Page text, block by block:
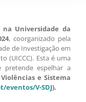
Universidade da
, coorganizado pela
de Investigação em
(UICCC). Esta é uma
pretende espelhar a
e Sistema
V-SDJ).